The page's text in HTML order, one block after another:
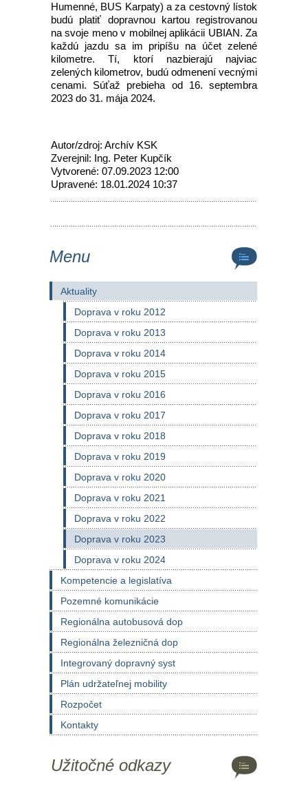
Humenné, BUS Karpaty) a za cestovný lístok
budú platiť dopravnou kartou registrovanou
na svoje meno v mobilnej aplikácii UBIAN. Za
každú jazdu sa im pripíšu na účet zelené
kilometre. Tí, ktorí nazbierajú najviac
zelených kilometrov, budú odmenení vecnými
cenami. Súťaž prebieha od 16. septembra
2023 do 31. mája 2024.
Autor/zdroj: Archív KSK
Zverejnil: Ing. Peter Kupčík
Vytvorené: 07.09.2023 12:00
Upravené: 18.01.2024 10:37
Menu
Aktuality
Doprava v roku 2012
Doprava v roku 2013
Doprava v roku 2014
Doprava v roku 2015
Doprava v roku 2016
Doprava v roku 2017
Doprava v roku 2018
Doprava v roku 2019
Doprava v roku 2020
Doprava v roku 2021
Doprava v roku 2022
Doprava v roku 2023
Doprava v roku 2024
Kompetencie a legislatíva
Pozemné komunikácie
Regionálna autobusová dop
Regionálna železničná dop
Integrovaný dopravný syst
Plán udržateľnej mobility
Rozpočet
Kontakty
Užitočné odkazy